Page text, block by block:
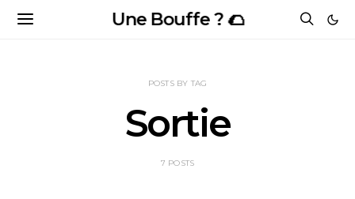
Une Bouffe ? 🌮
POSTS BY TAG
Sortie
7 POSTS